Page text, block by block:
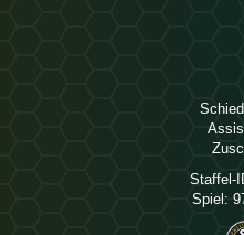
Staffel-
Spiel: